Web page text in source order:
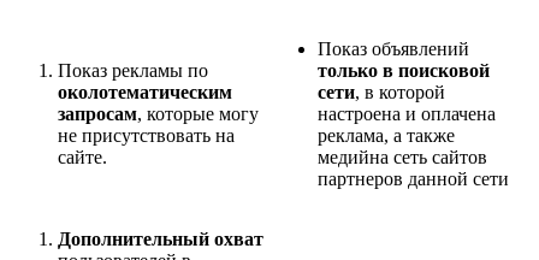
Показ рекламы по
околотематическим
запросам, которые могу
не присутствовать на
сайте.
Показ объявлений
только в поисковой
сети, в которой
настроена и оплачена
реклама, а также
медийна сеть сайтов
партнеров данной сети
Дополнительный охват